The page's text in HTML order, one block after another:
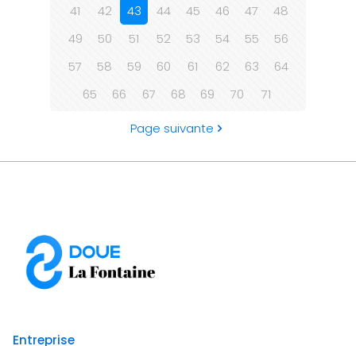
41
42 43 44 45 46 47
48
49
50 51 52 53 54 55
56
57
58 59 60 61 62 63
64
65
66 67 68 69 70 71
Page suivante
Entreprise